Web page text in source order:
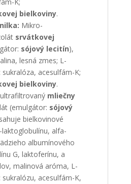
K;
bielkoviny.
Mikro-
srvátkovej
sójový lecitín),
lesná zmes; L-
sukralóza, acesulfám-K;
bielkoviny.
mliečny
(emulgátor: sójový
bielkovinové
alfa-
albumínového
G, laktoferínu, a
malinová aróma, L-
sukralózu, acesulfám-K,